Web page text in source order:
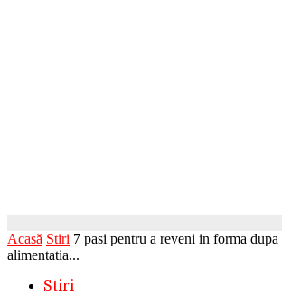
Acasă Stiri 7 pasi pentru a reveni in forma
alimentatia...
Stiri